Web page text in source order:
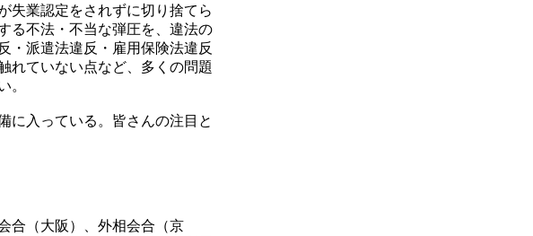
失業認定をされずに切り捨てら
る不法・不当な弾圧を、違法の
・派遣法違反・雇用保険法違反
れていない点など、多くの問題
。
に入っている。皆さんの注目と
合（大阪）、外相会合（京